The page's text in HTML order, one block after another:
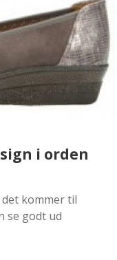
i orden
kommer til
se godt ud